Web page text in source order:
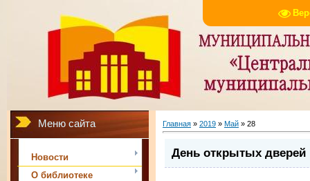
Меню сайта
Новости
О библиотеке
Главная » 2019 » Май » 28
День открытых дверей